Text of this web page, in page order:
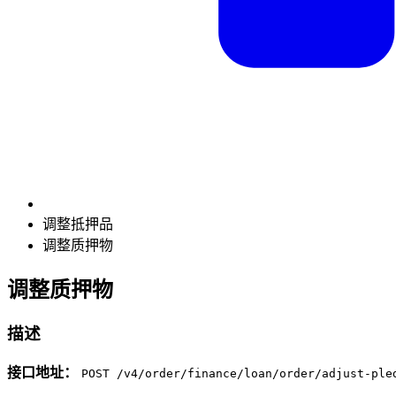
调整抵押品
调整质押物
调整质押物
描述
接口地址： POST /v4/order/finance/loan/order/adjust-